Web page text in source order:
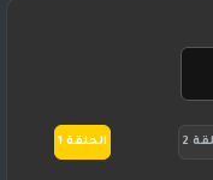
2 الحلقة 1